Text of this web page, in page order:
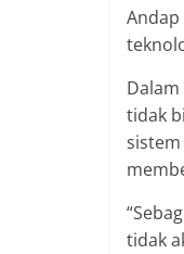
tidak
tidak